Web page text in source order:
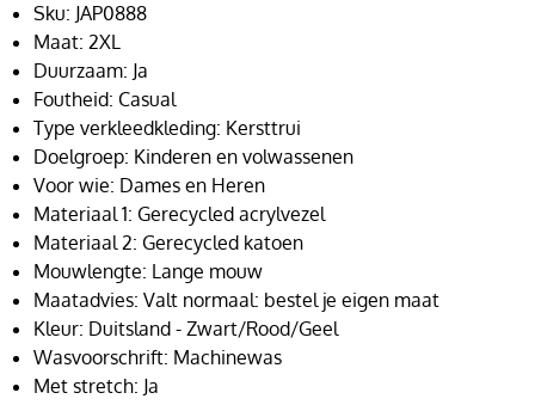
Sku: JAP0888
Maat: 2XL
Duurzaam: Ja
Foutheid: Casual
Type verkleedkleding: Kersttrui
Doelgroep: Kinderen en volwassenen
Voor wie: Dames en Heren
Materiaal 1: Gerecycled acrylvezel
Materiaal 2: Gerecycled katoen
Mouwlengte: Lange mouw
Maatadvies: Valt normaal: bestel je eigen maat
Kleur: Duitsland - Zwart/Rood/Geel
Wasvoorschrift: Machinewas
Met stretch: Ja